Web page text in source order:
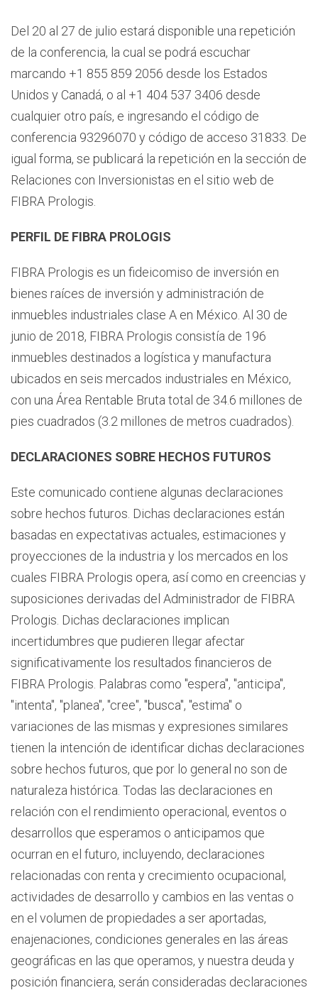
Del 20 al 27 de julio estará disponible una repetición
de la conferencia, la cual se podrá escuchar
marcando +1 855 859 2056 desde los Estados
Unidos y Canadá, o al +1 404 537 3406 desde
cualquier otro país, e ingresando el código de
conferencia 93296070 y código de acceso 31833. De
igual forma, se publicará la repetición en la sección de
Relaciones con Inversionistas en el sitio web de
FIBRA Prologis.
PERFIL DE FIBRA PROLOGIS
FIBRA Prologis es un fideicomiso de inversión en
bienes raíces de inversión y administración de
inmuebles industriales clase A en México. Al 30 de
junio de 2018, FIBRA Prologis consistía de 196
inmuebles destinados a logística y manufactura
ubicados en seis mercados industriales en México,
con una Área Rentable Bruta total de 34.6 millones de
pies cuadrados (3.2 millones de metros cuadrados).
DECLARACIONES SOBRE HECHOS FUTUROS
Este comunicado contiene algunas declaraciones
sobre hechos futuros. Dichas declaraciones están
basadas en expectativas actuales, estimaciones y
proyecciones de la industria y los mercados en los
cuales FIBRA Prologis opera, así como en creencias y
suposiciones derivadas del Administrador de FIBRA
Prologis. Dichas declaraciones implican
incertidumbres que pudieren llegar afectar
significativamente los resultados financieros de
FIBRA Prologis. Palabras como "espera", "anticipa",
"intenta", "planea", "cree", "busca", "estima" o
variaciones de las mismas y expresiones similares
tienen la intención de identificar dichas declaraciones
sobre hechos futuros, que por lo general no son de
naturaleza histórica. Todas las declaraciones en
relación con el rendimiento operacional, eventos o
desarrollos que esperamos o anticipamos que
ocurran en el futuro, incluyendo, declaraciones
relacionadas con renta y crecimiento ocupacional,
actividades de desarrollo y cambios en las ventas o
en el volumen de propiedades a ser aportadas,
enajenaciones, condiciones generales en las áreas
geográficas en las que operamos, y nuestra deuda y
posición financiera, serán consideradas declaraciones